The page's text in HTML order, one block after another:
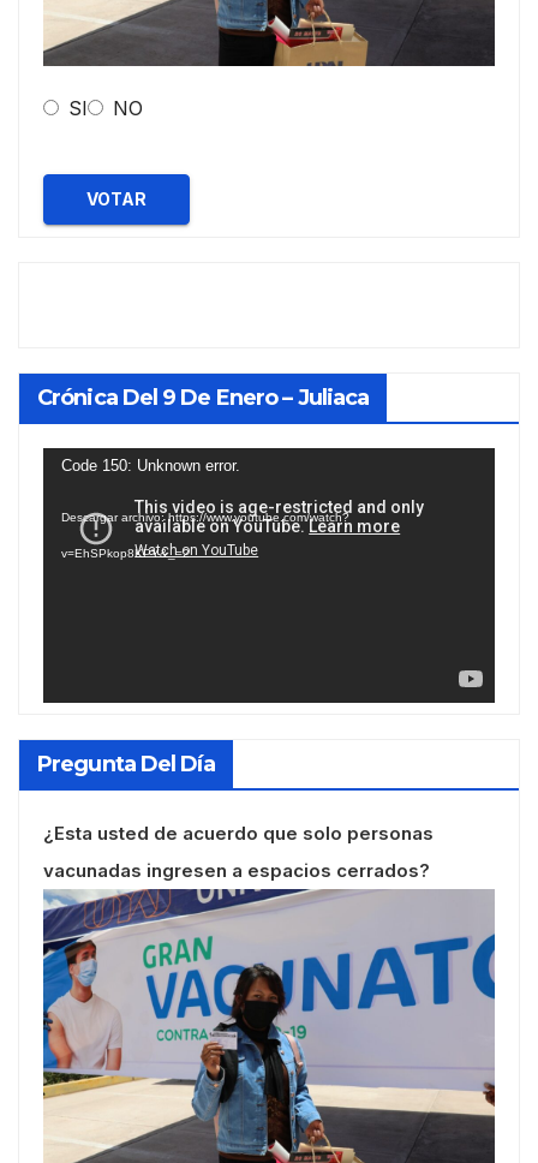
SI NO
VOTAR
Crónica Del 9 De Enero – Juliaca
Reproductor
vídeo
Code 150: Unknown error.
Descargar archivo: https://www.youtube.com/watch?
v=EhSPkop8KPY&_=2
Pregunta Del Día
¿Esta usted de acuerdo que solo personas
vacunadas ingresen a espacios cerrados?